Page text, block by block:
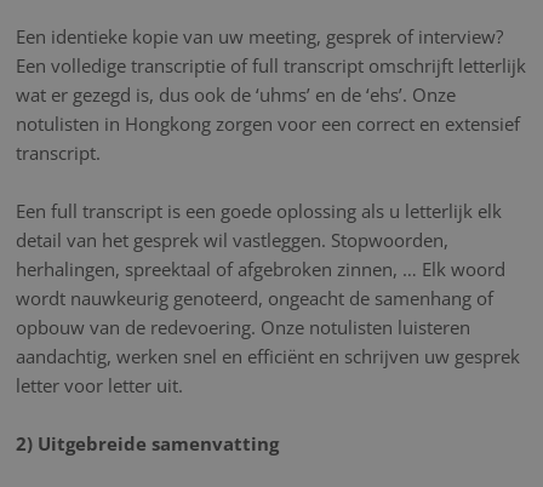
Een identieke kopie van uw meeting, gesprek of interview?
Een volledige transcriptie of full transcript omschrijft letterlijk
wat er gezegd is, dus ook de ‘uhms’ en de ‘ehs’. Onze
notulisten in Hongkong zorgen voor een correct en extensief
transcript.
Een full transcript is een goede oplossing als u letterlijk elk
detail van het gesprek wil vastleggen. Stopwoorden,
herhalingen, spreektaal of afgebroken zinnen, … Elk woord
wordt nauwkeurig genoteerd, ongeacht de samenhang of
opbouw van de redevoering. Onze notulisten luisteren
aandachtig, werken snel en efficiënt en schrijven uw gesprek
letter voor letter uit.
2) Uitgebreide samenvatting